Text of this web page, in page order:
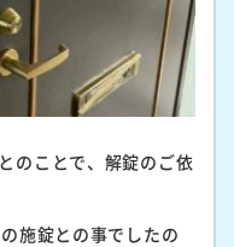
のことで、解錠のご依
施錠との事でしたの